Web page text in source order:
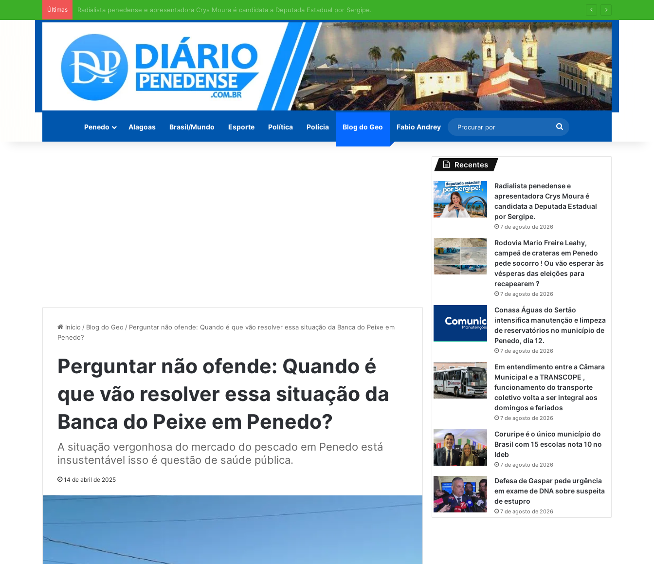
Últimas Rodovia Mario Freire Leahy, campeã de crateras em Penedo pede socorro ! Ou vão esperar às vésperas das eleições para recapearem ?
Penedo Alagoas Brasil/Mundo Esporte Política Polícia Blog do Geo Fabio Andrey
Procurar
por
Início / Blog do Geo / Perguntar não ofende: Quando é que vão resolver essa situação da Banca do Peixe em
Penedo?
Perguntar não ofende: Quando é
que vão resolver essa situação da
Banca do Peixe em Penedo?
A situação vergonhosa do mercado do pescado em Penedo está
insustentável isso é questão de saúde pública.
14 de abril de 2025
Recentes
Radialista penedense e
apresentadora Crys Moura é
candidata a Deputada Estadual
por Sergipe.
7 de agosto de 2026
Rodovia Mario Freire Leahy,
campeã de crateras em Penedo
pede socorro ! Ou vão esperar às
vésperas das eleições para
recapearem ?
7 de agosto de 2026
Conasa Águas do Sertão
intensifica manutenção e limpeza
de reservatórios no município de
Penedo, dia 12.
7 de agosto de 2026
Em entendimento entre a Câmara
Municipal e a TRANSCOPE ,
funcionamento do transporte
coletivo volta a ser integral aos
domingos e feriados
7 de agosto de 2026
Coruripe é o único município do
Brasil com 15 escolas nota 10 no
Ideb
7 de agosto de 2026
Defesa de Gaspar pede urgência
em exame de DNA sobre suspeita
de estupro
7 de agosto de 2026